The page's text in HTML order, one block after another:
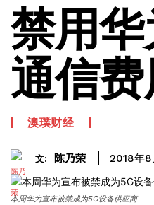
禁用
通信
澳璞财经
文: 陈乃荣 2018年8
本周华为宣布被禁成为5G设备供应商